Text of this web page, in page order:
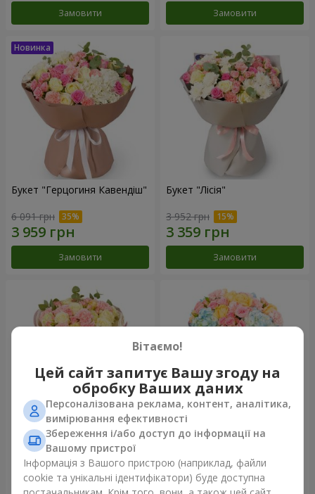
Замовити Замовити
Букет "Герцогиня Кавендіш"
6 091 грн
Замовити
Букет "Лісія"
3 952 грн
Замовити
Букет "Nude Perfume"
3 128 грн
Букет "Ніжність світанку"
4 532 грн
Вітаємо!
Цей сайт запитує Вашу згоду на
обробку Ваших даних
Персоналізована реклама, контент, аналітика,
вимірювання ефективності
Збереження і/або доступ до інформації на
Вашому пристрої
Інформація з Вашого пристрою (наприклад, файли
cookie та унікальні ідентифікатори) буде доступна